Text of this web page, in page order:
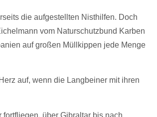
die aufgestellten Nisthilfen. Doch
vom Naturschutzbund Karben
auf großen Müllkippen jede Menge
auf, wenn die Langbeiner mit ihren
über Gibraltar bis nach